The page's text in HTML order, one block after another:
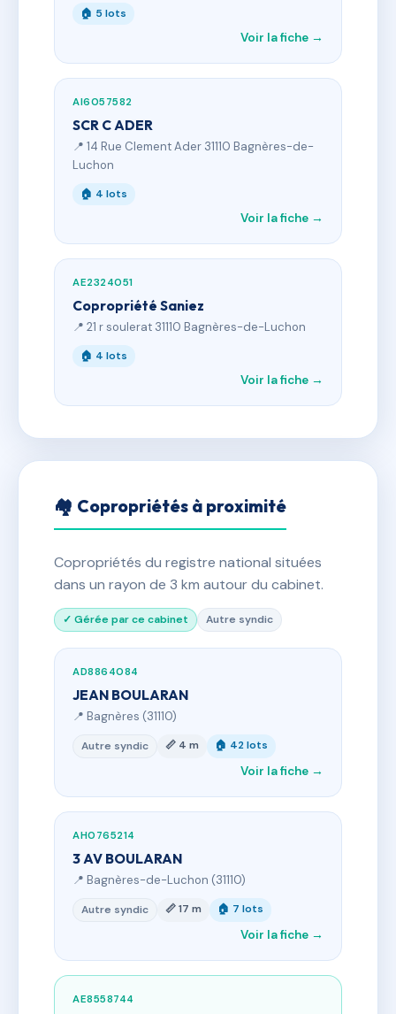
🏠 5 lots
Voir la fiche →
AI6057582
SCR C ADER
📍 14 Rue Clement Ader 31110 Bagnères-de-
Luchon
🏠 4 lots
Voir la fiche →
AE2324051
Copropriété Saniez
📍 21 r soulerat 31110 Bagnères-de-Luchon
🏠 4 lots
Voir la fiche →
🏘 Copropriétés à proximité
Copropriétés du registre national situées
dans un rayon de 3 km autour du cabinet.
✓ Gérée par ce cabinet Autre syndic
AD8864084
JEAN BOULARAN
📍 Bagnères (31110)
Autre syndic 📏 4 m 🏠 42 lots
Voir la fiche →
AH0765214
3 AV BOULARAN
📍 Bagnères-de-Luchon (31110)
Autre syndic 📏 17 m 🏠 7 lots
Voir la fiche →
AE8558744